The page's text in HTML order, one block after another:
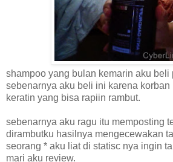
shampoo yang bulan kemarin aku beli
sebenarnya aku beli ini karena
keratin yang bisa rapiin rambut.
sebenarnya aku ragu itu memposting
dirambutku hasilnya mengecewakan
seorang * aku liat di statisc nya ingin
mari aku review.